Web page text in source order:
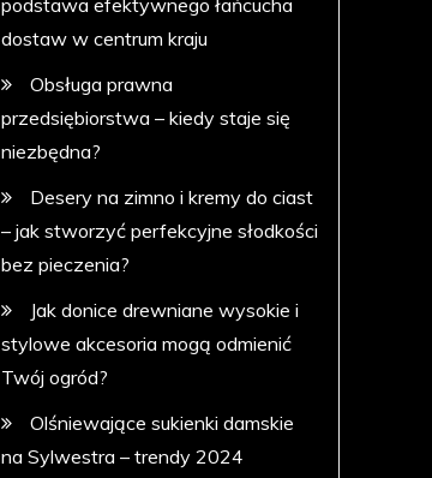
podstawa efektywnego łańcucha
dostaw w centrum kraju
Obsługa prawna
przedsiębiorstwa – kiedy staje się
niezbędna?
Desery na zimno i kremy do ciast
– jak stworzyć perfekcyjne słodkości
bez pieczenia?
Jak donice drewniane wysokie i
stylowe akcesoria mogą odmienić
Twój ogród?
Olśniewające sukienki damskie
na Sylwestra – trendy 2024